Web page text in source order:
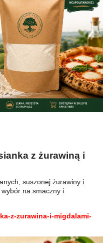
z żurawiną i
suszonej żurawiny i
wybór na smaczny i
z-zurawina-i-migdalami-